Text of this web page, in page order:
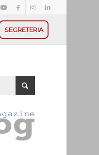
SEGRETERIA